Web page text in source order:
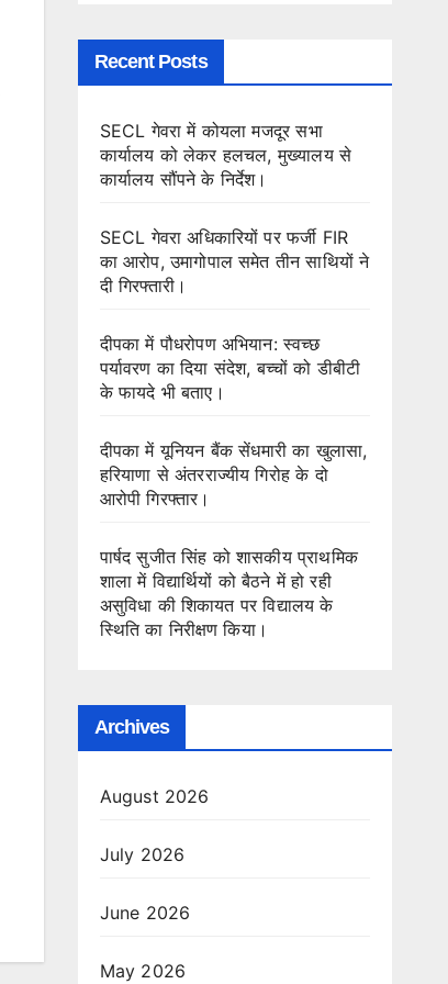
Recent Posts
SECL गेवरा में कोयला मजदूर सभा
कार्यालय को लेकर हलचल, मुख्यालय से
कार्यालय सौंपने के निर्देश।
SECL गेवरा अधिकारियों पर फर्जी FIR
का आरोप, उमागोपाल समेत तीन साथियों ने
दी गिरफ्तारी।
दीपका में पौधरोपण अभियान: स्वच्छ
पर्यावरण का दिया संदेश, बच्चों को डीबीटी
के फायदे भी बताए।
दीपका में यूनियन बैंक सेंधमारी का खुलासा,
हरियाणा से अंतरराज्यीय गिरोह के दो
आरोपी गिरफ्तार।
पार्षद सुजीत सिंह को शासकीय प्राथमिक
शाला में विद्यार्थियों को बैठने में हो रही
असुविधा की शिकायत पर विद्यालय के
स्थिति का निरीक्षण किया।
Archives
August 2026
July 2026
June 2026
May 2026